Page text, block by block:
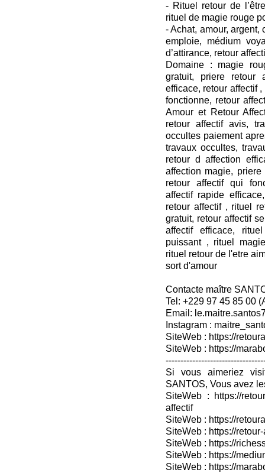
- Rituel retour de
rituel de magie rouge
- Achat, amour,
emploie, médium
d’attirance, retour
Domaine : magie
gratuit, priere retour
efficace, retour affectif
fonctionne, retour
Amour et Retour
retour affectif avis,
occultes paiement
travaux occultes,
retour d affection
affection magie,
retour affectif qui
affectif rapide
retour affectif , rituel
gratuit, retour affectif
affectif efficace,
puissant , rituel
rituel retour de l'etre
sort d'amour
Contacte maître
Tel: +229 97 45 85 00
Email:
Instagram :
SiteWeb : https://
SiteWeb : https://
Si vous aimeriez
SANTOS, Vous avez
SiteWeb : https://
affectif
SiteWeb : https://
SiteWeb : https://
SiteWeb : https://
SiteWeb : https://
SiteWeb : https://